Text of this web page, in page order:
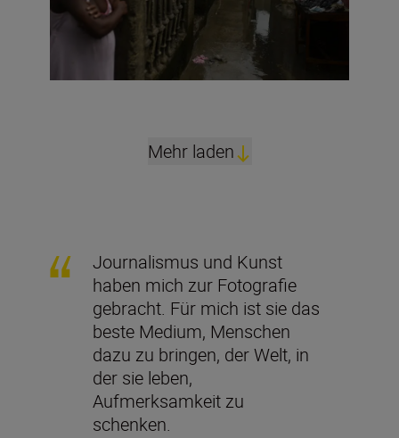
Mehr laden
Journalismus und Kunst
haben mich zur Fotografie
gebracht. Für mich ist sie das
beste Medium, Menschen
dazu zu bringen, der Welt, in
der sie leben,
Aufmerksamkeit zu
schenken.